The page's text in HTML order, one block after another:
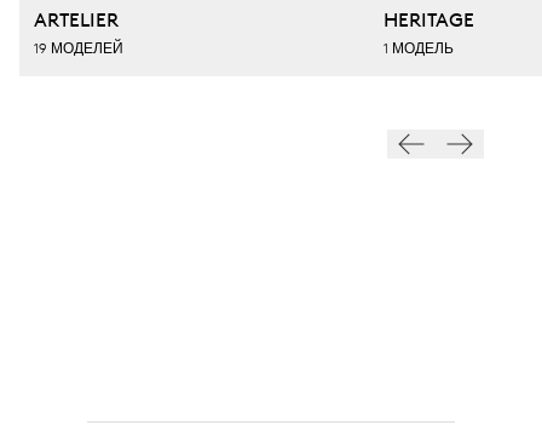
ARTELIER
19 МОДЕЛЕЙ
HERITAGE
1 МОДЕЛЬ